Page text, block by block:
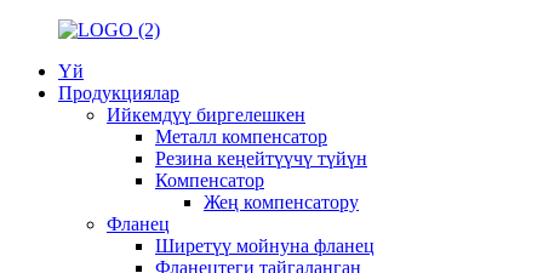
Үй
Продукциялар
Ийкемдүү биргелешкен
Металл компенсатор
Резина кеңейтүүчү түйүн
Компенсатор
Жең компенсатору
Фланец
Ширетүү мойнуна фланец
Фланецтеги тайгаланган